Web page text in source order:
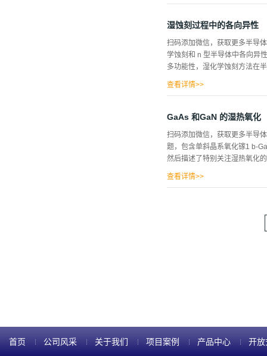
粒子的形成 略 进行了九个不
第二章中，讨论了一种通过光
1064纳米钕:钇铝石榴石激光
湿蚀刻过程中的各向异性
扫码添加微信，获取更多半导
学蚀刻和 n 型半导体中各向异
多功能性，湿化学蚀刻方法在
中去除。对于开路蚀刻，可以
空间上分开（下面将给出一个
接发生电子交换反应。 化学蚀
扩散控制。阳极蚀刻：各向异
查看详情>>
GaAs 和GaN 的湿热氧化
扫码添加微信，获取更多半导
题，包含单斜晶系氧化镓1 b-
然后描述了特别关注湿热氧化
金属氧化物半导体场效应晶
查看详情>>
首页 公司风采 关于我们 项目案例 产品中心 开放